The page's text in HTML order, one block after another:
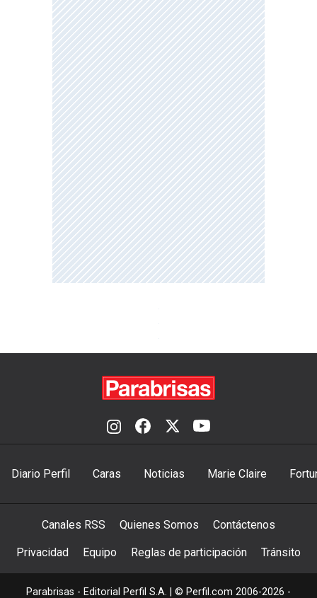
Diario Perfil Caras Noticias Marie Claire
Canales RSS Quienes Somos Contáctenos
Privacidad Equipo Reglas de participación Tránsito
Parabrisas - Editorial Perfil S.A. | © Perfil.com 2006-2026 -